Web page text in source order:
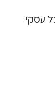
עסקי